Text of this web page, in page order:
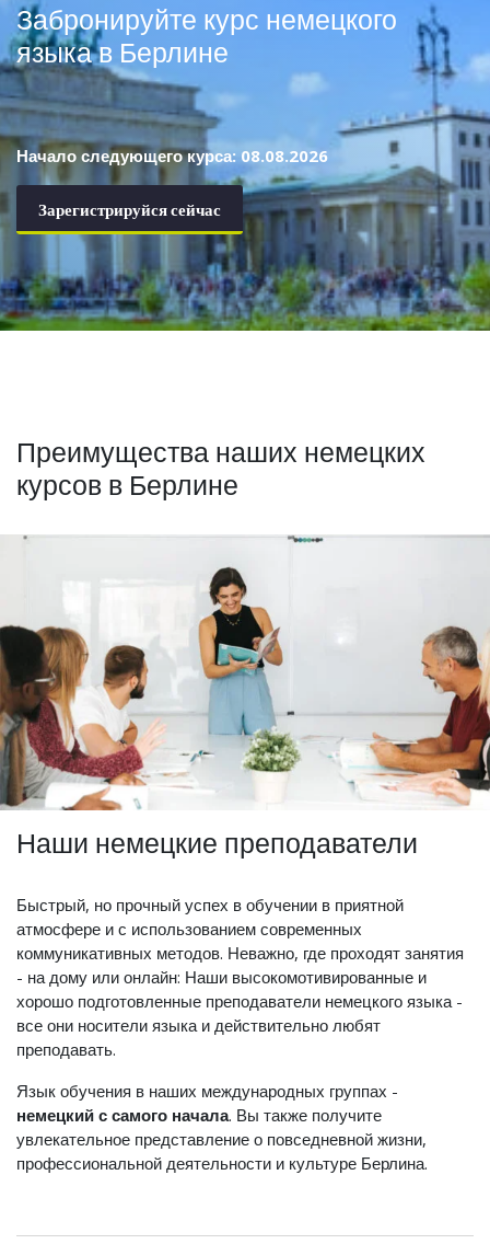
Забронируйте курс немецкого
языка в Берлине
Начало следующего курса: 08.08.2026
Зарегистрируйся сейчас
Преимущества наших немецких
курсов в Берлине
Наши немецкие преподаватели
Быстрый, но прочный успех в обучении в приятной
атмосфере и с использованием современных
коммуникативных методов. Неважно, где проходят занятия
- на дому или онлайн: Наши высокомотивированные и
хорошо подготовленные преподаватели немецкого языка -
все они носители языка и действительно любят
преподавать.
Язык обучения в наших международных группах -
немецкий с самого начала. Вы также получите
увлекательное представление о повседневной жизни,
профессиональной деятельности и культуре Берлина.